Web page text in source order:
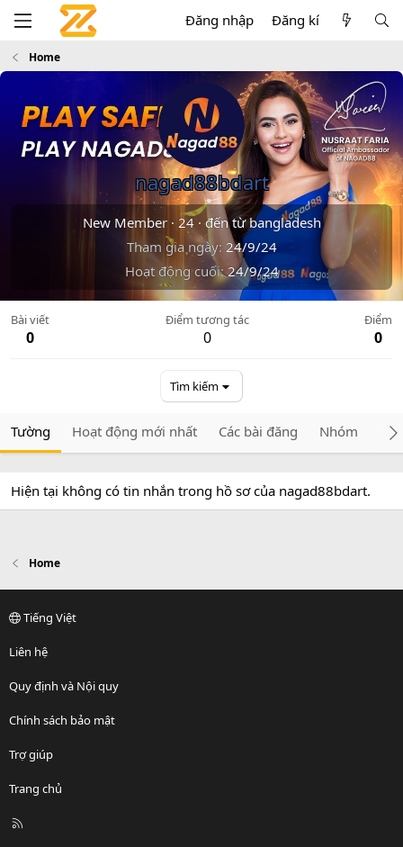
Đăng nhập Đăng kí
Home
nagad88bdart
New Member · 24 · đến từ bangladesh
Tham gia ngày 24/9/24
Hoạt động cuối 24/9/24
Bài viết
0
Điểm tương tác
0
Điểm
0
Tìm kiếm
Tường Hoạt động mới nhất Các bài đăng Nhóm
Hiện tại không có tin nhắn trong hồ sơ của nagad88bdart.
Home
Tiếng Việt
Liên hệ
Quy định và Nội quy
Chính sách bảo mật
Trợ giúp
Trang chủ
R